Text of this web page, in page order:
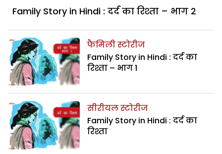
Family Story in Hindi : दर्द का रिश्ता – भाग 2
फैमिली स्टोरीज
Family Story in Hindi : दर्द का
रिश्ता – भाग 1
सीरीयल स्टोरीज
Family Story in Hindi : दर्द का
रिश्ता